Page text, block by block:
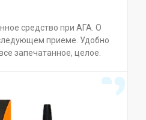
средство при АГА. О
приеме. Удобно
запечатанное, целое.